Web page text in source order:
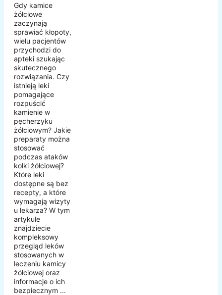
Gdy kamice
żółciowe
zaczynają
sprawiać kłopoty,
wielu pacjentów
przychodzi do
apteki szukając
skutecznego
rozwiązania. Czy
istnieją leki
pomagające
rozpuścić
kamienie w
pęcherzyku
żółciowym? Jakie
preparaty można
stosować
podczas ataków
kolki żółciowej?
Które leki
dostępne są bez
recepty, a które
wymagają wizyty
u lekarza? W tym
artykule
znajdziecie
kompleksowy
przegląd leków
stosowanych w
leczeniu kamicy
żółciowej oraz
informacje o ich
bezpiecznym ...